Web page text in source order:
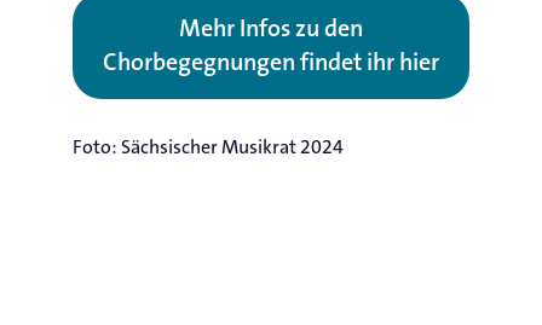
Mehr Infos zu den
Chorbegegnungen findet ihr hier
Foto: Sächsischer Musikrat 2024